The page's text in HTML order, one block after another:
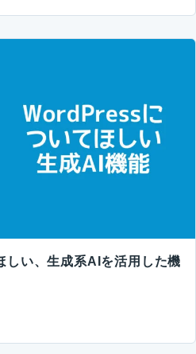
い、生成系AIを活用した機